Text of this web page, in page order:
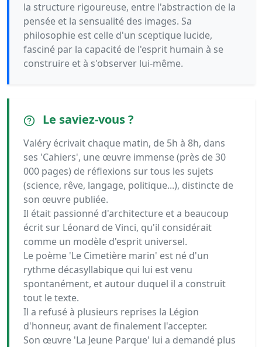
la structure rigoureuse, entre l'abstraction de la
pensée et la sensualité des images. Sa
philosophie est celle d'un sceptique lucide,
fasciné par la capacité de l'esprit humain à se
construire et à s'observer lui-même.
Le saviez-vous ?
Valéry écrivait chaque matin, de 5h à 8h, dans
ses 'Cahiers', une œuvre immense (près de 30
000 pages) de réflexions sur tous les sujets
(science, rêve, langage, politique...), distincte de
son œuvre publiée.
Il était passionné d'architecture et a beaucoup
écrit sur Léonard de Vinci, qu'il considérait
comme un modèle d'esprit universel.
Le poème 'Le Cimetière marin' est né d'un
rythme décasyllabique qui lui est venu
spontanément, et autour duquel il a construit
tout le texte.
Il a refusé à plusieurs reprises la Légion
d'honneur, avant de finalement l'accepter.
Son œuvre 'La Jeune Parque' lui a demandé plus